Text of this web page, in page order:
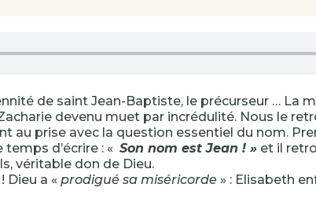
de saint Jean-Baptiste, le précurseur … La
devenu muet par incrédulité. Nous le
au prise avec la question essentiel du nom.
d’écrire : « Son nom est Jean ! » et il
véritable don de Dieu.
Dieu a « prodigué sa miséricorde » : Elisabeth